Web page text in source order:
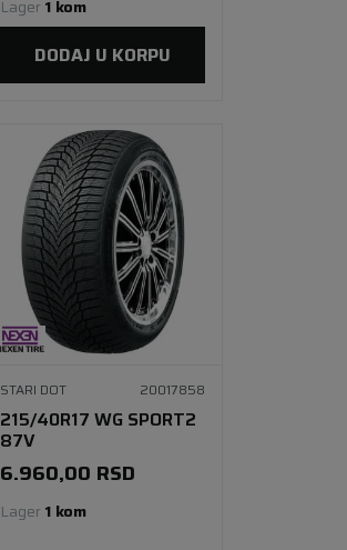
Lager 1 kom
DODAJ U KORPU
STARI DOT 20017858
215/40R17 WG SPORT2
87V
6.960,00 RSD
Lager 1 kom